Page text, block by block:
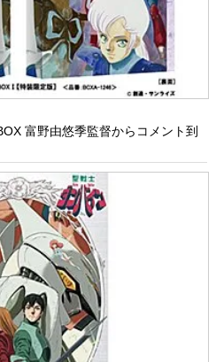
富野由悠季監督からコメント到